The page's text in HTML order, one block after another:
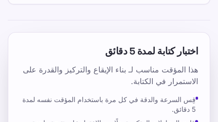
اختبار كتابة لمدة 5 دقائق
هذا المؤقت مناسب لـ بناء الإيقاع والتركيز والقدرة على
الاستمرار في الكتابة.
قِس السرعة والدقة في كل مرة باستخدام المؤقت نفسه لمدة